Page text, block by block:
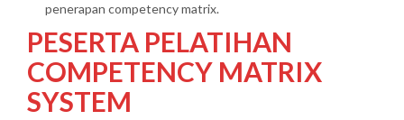
penerapan competency matrix.
PESERTA PELATIHAN
COMPETENCY MATRIX
SYSTEM